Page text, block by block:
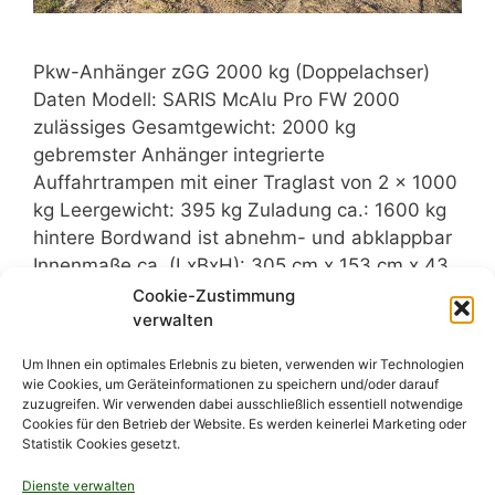
Cookie-Zustimmung
verwalten
Um Ihnen ein optimales Erlebnis zu bieten, verwenden wir Technologien
wie Cookies, um Geräteinformationen zu speichern und/oder darauf
zuzugreifen. Wir verwenden dabei ausschließlich essentiell notwendige
Cookies für den Betrieb der Website. Es werden keinerlei Marketing oder
Statistik Cookies gesetzt.
Dienste verwalten
Pkw-Anhänger zGG 2000 kg (Doppelachser)
Daten Modell: SARIS McAlu Pro FW 2000
zulässiges Gesamtgewicht: 2000 kg
gebremster Anhänger integrierte
Auffahrtrampen mit einer Traglast von 2 x 1000
kg Leergewicht: 395 kg Zuladung ca.: 1600 kg
hintere Bordwand ist abnehm- und abklappbar
Innenmaße ca. (LxBxH): 305 cm x 153 cm x 43
cm Stecker: 13-polig …Weiterlesen